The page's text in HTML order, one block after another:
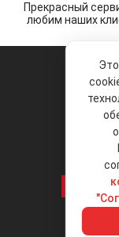
Прекрасный
любим наших